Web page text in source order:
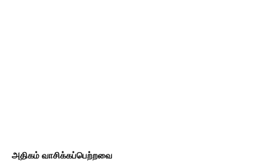
அதிகம் வாசிக்கப்பெற்றவை